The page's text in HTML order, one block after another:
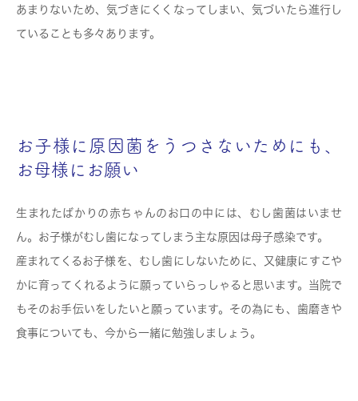
あまりないため、気づきにくくなってしまい、気づいたら進行し
ていることも多々あります。
お子様に原因菌をうつさないためにも、
お母様にお願い
生まれたばかりの赤ちゃんのお口の中には、むし歯菌はいませ
ん。お子様がむし歯になってしまう主な原因は母子感染です。
産まれてくるお子様を、むし歯にしないために、又健康にすこや
かに育ってくれるように願っていらっしゃると思います。当院で
もそのお手伝いをしたいと願っています。その為にも、歯磨きや
食事についても、今から一緒に勉強しましょう。